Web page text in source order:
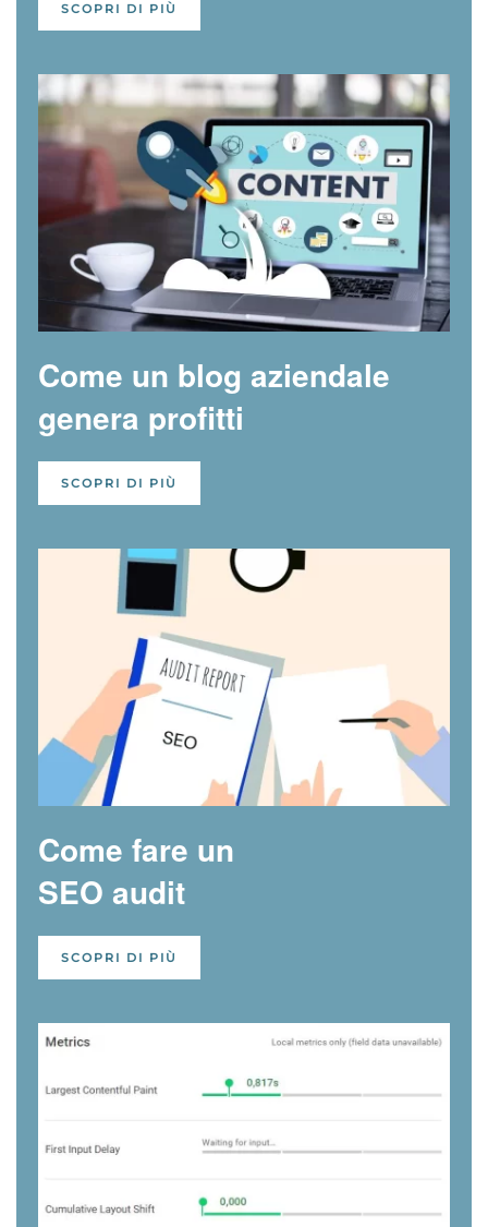
SCOPRI DI PIÙ
Come un blog aziendale
genera profitti
SCOPRI DI PIÙ
Come fare un
SEO audit
SCOPRI DI PIÙ